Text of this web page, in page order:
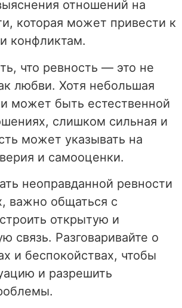
отношений на
которая может привести к
конфликтам.
что ревность — это не
любви. Хотя небольшая
может быть естественной
слишком сильная и
может указывать на
и самооценки.
неоправданной ревности
важно общаться с
открытую и
связь. Разговаривайте о
и беспокойствах, чтобы
и разрешить